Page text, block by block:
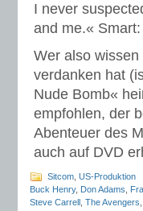
I ­never
and me.«
Wer also
verdanken hat
Nude Bomb«
empfohlen, der
Abenteuer des
auch auf DVD
Sitcom US-Produktion
Buck Henry, Don Adams
Steve Carrell The Avengers